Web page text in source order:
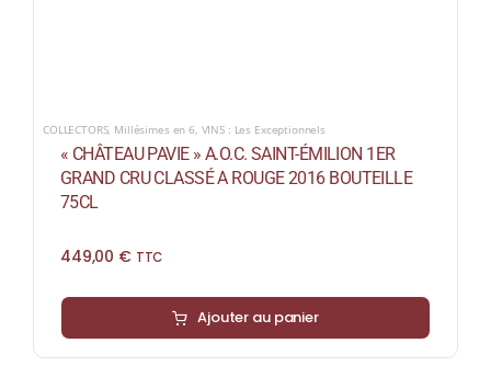
COLLECTORS, Millésimes en 6, VINS : Les Exceptionnels
« CHÂTEAU PAVIE » A.O.C. SAINT-ÉMILION 1ER
GRAND CRU CLASSÉ A ROUGE 2016 BOUTEILLE
75CL
449,00 € TTC
Ajouter au panier